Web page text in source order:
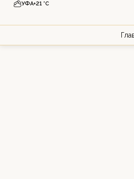
УФА+21 °С